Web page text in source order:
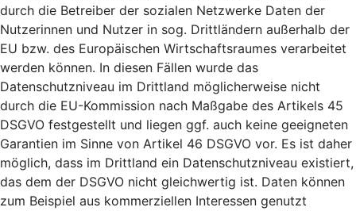
durch die Betreiber der sozialen Netzwerke Daten der
Nutzerinnen und Nutzer in sog. Drittländern außerhalb der
EU bzw. des Europäischen Wirtschaftsraumes verarbeitet
werden können. In diesen Fällen wurde das
Datenschutzniveau im Drittland möglicherweise nicht
durch die EU-Kommission nach Maßgabe des Artikels 45
DSGVO festgestellt und liegen ggf. auch keine geeigneten
Garantien im Sinne von Artikel 46 DSGVO vor. Es ist daher
möglich, dass im Drittland ein Datenschutzniveau existiert,
das dem der DSGVO nicht gleichwertig ist. Daten können
zum Beispiel aus kommerziellen Interessen genutzt